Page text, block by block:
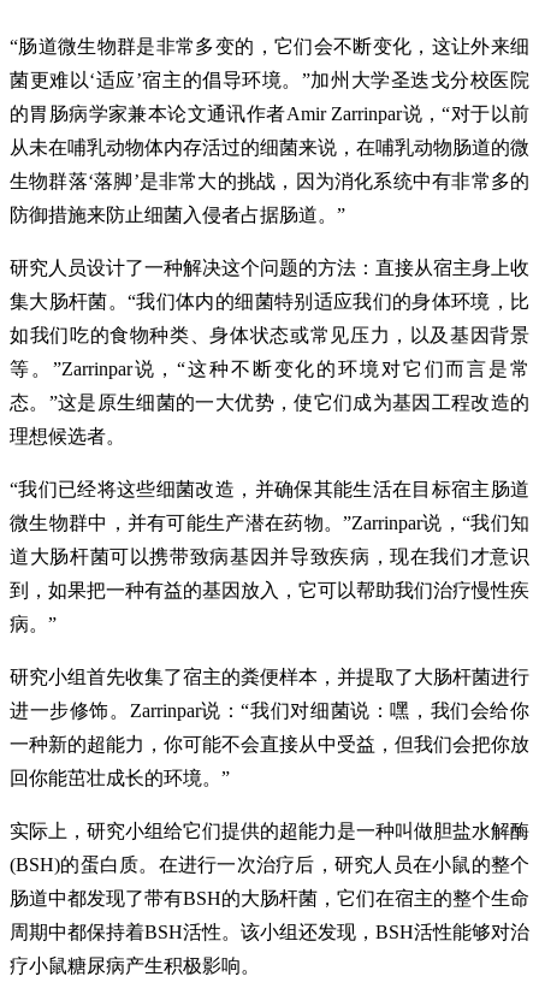
“肠道微生物群是非常多变的，它们会不断变化，这让外来细
菌更难以‘适应’宿主的倡导环境。”加州大学圣迭戈分校医院
的胃肠病学家兼本论文通讯作者Amir Zarrinpar说，“对于以前
从未在哺乳动物体内存活过的细菌来说，在哺乳动物肠道的微
生物群落‘落脚’是非常大的挑战，因为消化系统中有非常多的
防御措施来防止细菌入侵者占据肠道。”
研究人员设计了一种解决这个问题的方法：直接从宿主身上收
集大肠杆菌。“我们体内的细菌特别适应我们的身体环境，比
如我们吃的食物种类、身体状态或常见压力，以及基因背景
等。”Zarrinpar说，“这种不断变化的环境对它们而言是常
态。”这是原生细菌的一大优势，使它们成为基因工程改造的
理想候选者。
“我们已经将这些细菌改造，并确保其能生活在目标宿主肠道
微生物群中，并有可能生产潜在药物。”Zarrinpar说，“我们知
道大肠杆菌可以携带致病基因并导致疾病，现在我们才意识
到，如果把一种有益的基因放入，它可以帮助我们治疗慢性疾
病。”
研究小组首先收集了宿主的粪便样本，并提取了大肠杆菌进行
进一步修饰。Zarrinpar说：“我们对细菌说：嘿，我们会给你
一种新的超能力，你可能不会直接从中受益，但我们会把你放
回你能茁壮成长的环境。”
实际上，研究小组给它们提供的超能力是一种叫做胆盐水解酶
(BSH)的蛋白质。在进行一次治疗后，研究人员在小鼠的整个
肠道中都发现了带有BSH的大肠杆菌，它们在宿主的整个生命
周期中都保持着BSH活性。该小组还发现，BSH活性能够对治
疗小鼠糖尿病产生积极影响。